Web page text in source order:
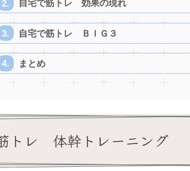
自宅で筋トレ 効果の現れ
自宅で筋トレ ＢＩＧ３
まとめ
トレ 体幹トレーニング